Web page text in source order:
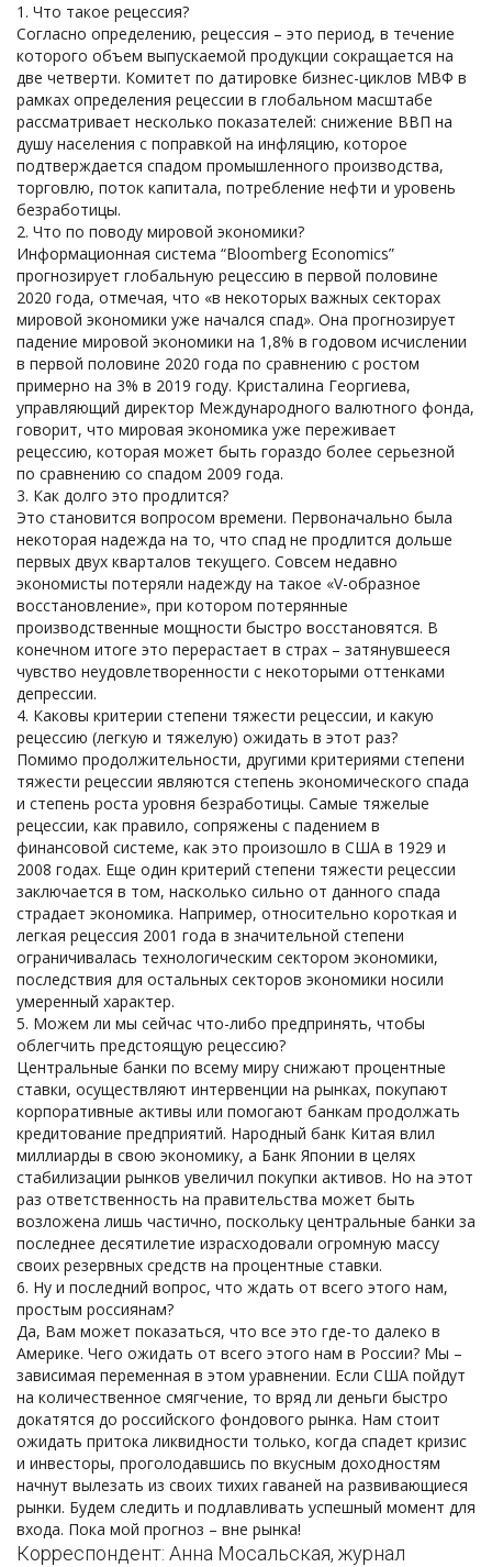
Что такое рецессия?
Согласно определению, рецессия – это период, в течение
которого объем выпускаемой продукции сокращается на
две четверти. Комитет по датировке бизнес-циклов МВФ в
рамках определения рецессии в глобальном масштабе
рассматривает несколько показателей: снижение ВВП на
душу населения с поправкой на инфляцию, которое
подтверждается спадом промышленного производства,
торговлю, поток капитала, потребление нефти и уровень
безработицы.
Что по поводу мировой экономики?
Информационная система “Bloomberg Economics”
прогнозирует глобальную рецессию в первой половине
2020 года, отмечая, что «в некоторых важных секторах
мировой экономики уже начался спад». Она прогнозирует
падение мировой экономики на 1,8% в годовом исчислении
в первой половине 2020 года по сравнению с ростом
примерно на 3% в 2019 году. Кристалина Георгиева,
управляющий директор Международного валютного фонда,
говорит, что мировая экономика уже переживает
рецессию, которая может быть гораздо более серьезной
по сравнению со спадом 2009 года.
Как долго это продлится?
Это становится вопросом времени. Первоначально была
некоторая надежда на то, что спад не продлится дольше
первых двух кварталов текущего. Совсем недавно
экономисты потеряли надежду на такое «V-образное
восстановление», при котором потерянные
производственные мощности быстро восстановятся. В
конечном итоге это перерастает в страх – затянувшееся
чувство неудовлетворенности с некоторыми оттенками
депрессии.
Каковы критерии степени тяжести рецессии, и какую
рецессию (легкую и тяжелую) ожидать в этот раз?
Помимо продолжительности, другими критериями степени
тяжести рецессии являются степень экономического спада
и степень роста уровня безработицы. Самые тяжелые
рецессии, как правило, сопряжены с падением в
финансовой системе, как это произошло в США в 1929 и
2008 годах. Еще один критерий степени тяжести рецессии
заключается в том, насколько сильно от данного спада
страдает экономика. Например, относительно короткая и
легкая рецессия 2001 года в значительной степени
ограничивалась технологическим сектором экономики,
последствия для остальных секторов экономики носили
умеренный характер.
Можем ли мы сейчас что-либо предпринять, чтобы
облегчить предстоящую рецессию?
Центральные банки по всему миру снижают процентные
ставки, осуществляют интервенции на рынках, покупают
корпоративные активы или помогают банкам продолжать
кредитование предприятий. Народный банк Китая влил
миллиарды в свою экономику, а Банк Японии в целях
стабилизации рынков увеличил покупки активов. Но на этот
раз ответственность на правительства может быть
возложена лишь частично, поскольку центральные банки за
последнее десятилетие израсходовали огромную массу
своих резервных средств на процентные ставки.
Ну и последний вопрос, что ждать от всего этого нам,
простым россиянам?
Да, Вам может показаться, что все это где-то далеко в
Америке. Чего ожидать от всего этого нам в России? Мы –
зависимая переменная в этом уравнении. Если США пойдут
на количественное смягчение, то вряд ли деньги быстро
докатятся до российского фондового рынка. Нам стоит
ожидать притока ликвидности только, когда спадет кризис
и инвесторы, проголодавшись по вкусным доходностям
начнут вылезать из своих тихих гаваней на развивающиеся
рынки. Будем следить и подлавливать успешный момент для
входа. Пока мой прогноз – вне рынка!
Корреспондент: Анна Мосальская, журнал